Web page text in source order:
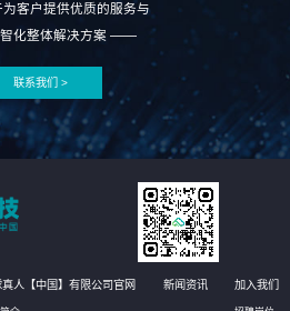
客户提供优质的服务与
智化整体解决方案 ——
联系我们 >
真人【中国】有限公司官网 新闻资讯 加入我们